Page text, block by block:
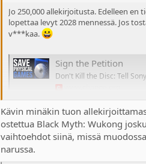
Jo 250,000 allekirjoitusta. Edelleen
lopettaa levyt 2028 mennessä. Jos
v***kaa.
Sign the Petition
Don't Kill the Disc: Tell
Kävin minäkin tuon
ostettua Black Myth: Wukong
vaihtoehdot siinä, missä
narussa.